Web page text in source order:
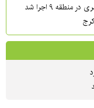
۹ اجرا شد